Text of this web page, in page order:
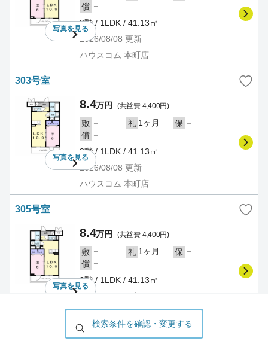
写真を見る
償 －
3階 / 1LDK / 41.13㎡
2026/08/08 更新
ハウスコム 本町店
303号室
写真を見る
8.4万円 (共益費 4,400円)
敷 － 礼 1ヶ月 保 －
償 －
3階 / 1LDK / 41.13㎡
2026/08/08 更新
ハウスコム 本町店
305号室
写真を見る
8.4万円 (共益費 4,400円)
敷 － 礼 1ヶ月 保 －
償 －
3階 / 1LDK / 41.13㎡
2026/08/08
更新
ハウスコム 本町店
検索条件を確認・変更する